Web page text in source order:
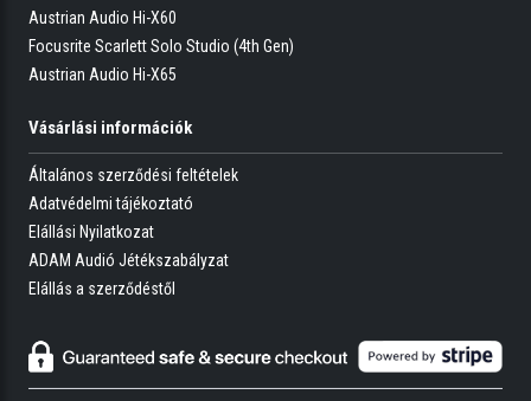
LoopMasters minta a csomagban.
Austrian Audio Hi-X60
Focusrite Scarlett Solo Studio (4th Gen)
Austrian Audio Hi-X65
Vásárlási információk
Általános szerződési feltételek
Adatvédelmi tájékoztató
Elállási Nyilatkozat
ADAM Audió Jétékszabályzat
Elállás a szerződéstől